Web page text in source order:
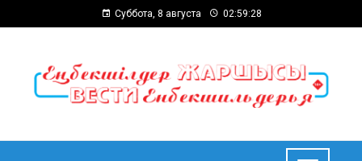
Суббота, 8 августа 02:59:28